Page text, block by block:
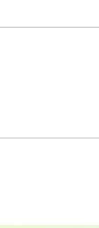
ad esempio,
che tumulti